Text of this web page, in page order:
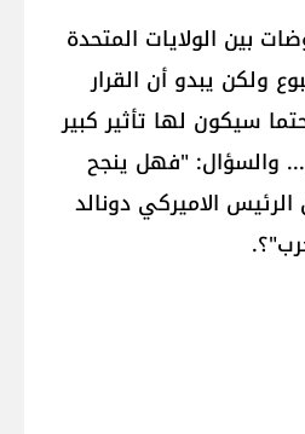
بين الولايات المتحدة
ولكن يبدو أن القرار
سيكون لها تأثير كبير
والسؤال: "فهل ينجح
الرئيس الاميركي دونالد